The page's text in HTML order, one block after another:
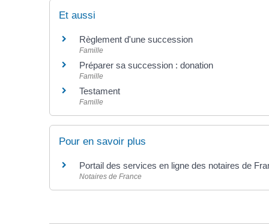
Et aussi
Règlement d'une succession
Famille
Préparer sa succession : donation
Famille
Testament
Famille
Pour en savoir plus
Portail des services en ligne des notaires de
Notaires de France